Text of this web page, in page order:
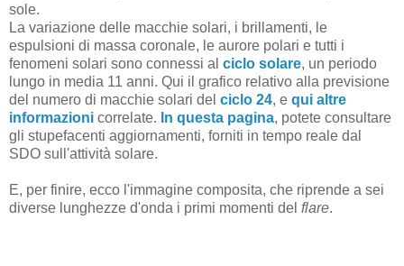
sole.
La variazione delle macchie solari, i brillamenti, le
espulsioni di massa coronale, le aurore polari e tutti i
fenomeni solari sono connessi al ciclo solare, un periodo
lungo in media 11 anni. Qui il grafico relativo alla previsione
del numero di macchie solari del ciclo 24, e qui altre
informazioni correlate. In questa pagina, potete consultare
gli stupefacenti aggiornamenti, forniti in tempo reale dal
SDO sull'attività solare.
E, per finire, ecco l'immagine composita, che riprende a sei
diverse lunghezze d'onda i primi momenti del flare.